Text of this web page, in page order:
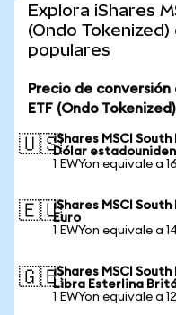
Explora iShares
(Ondo
populares
Precio de conversión
ETF (Ondo
🇺🇸iShares MSCI
Dólar
1 EWYon equivale a
🇪🇺iShares MSCI
Euro
1 EWYon equivale a
🇬🇧iShares MSCI
Libra Esterlina
1 EWYon equivale a